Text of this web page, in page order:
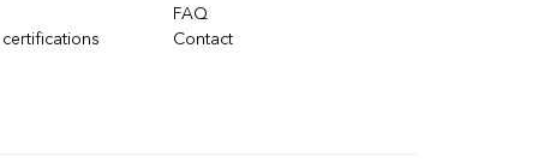
FAQ
Contact